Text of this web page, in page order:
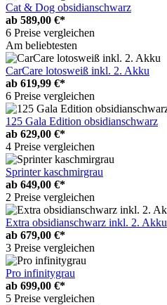
Cat & Dog obsidianschwarz
ab 589,00 €*
6 Preise vergleichen
Am beliebtesten
CarCare lotosweiß inkl. 2. Akku
ab 619,99 €*
6 Preise vergleichen
125 Gala Edition obsidianschwarz
ab 629,00 €*
4 Preise vergleichen
Sprinter kaschmirgrau
ab 649,00 €*
2 Preise vergleichen
Extra obsidianschwarz inkl. 2. Akku
ab 679,00 €*
3 Preise vergleichen
Pro infinitygrau
ab 699,00 €*
5 Preise vergleichen